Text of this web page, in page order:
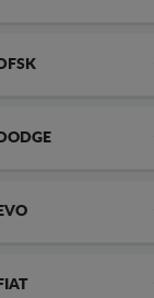
DFSK
DODGE
EVO
FIAT